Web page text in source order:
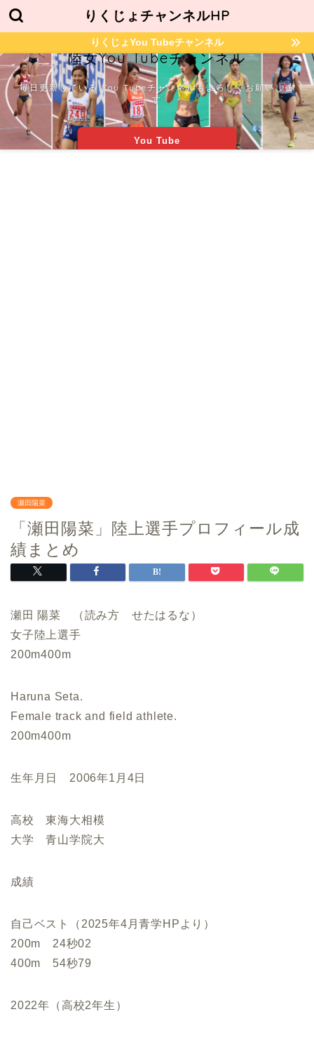
りくじょチャンネルHP
りくじょYou Tubeチャンネル
陸女You Tubeチャンネル
毎日更新している You Tubeチャンネルもよろしくお願いしま
す
You Tube
瀬田陽菜
「瀬田陽菜」陸上選手プロフィール成
績まとめ
瀬田 陽菜 （読み方 せたはるな）
女子陸上選手
200m400m
Haruna Seta.
Female track and field athlete.
200m400m
生年月日 2006年1月4日
高校 東海大相模
大学 青山学院大
成績
自己ベスト
（2025年4月青学HPより）
200m 24秒02
400m 54秒79
2022年（高校2年生）